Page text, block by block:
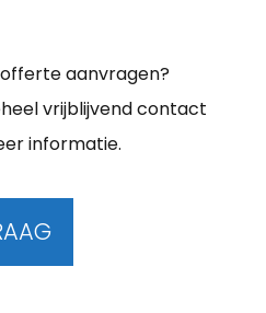
aanvragen?
vrijblijvend contact
informatie.